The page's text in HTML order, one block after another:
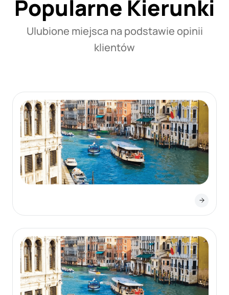
Popularne Kierunki
Ulubione miejsca na podstawie opinii
klientów